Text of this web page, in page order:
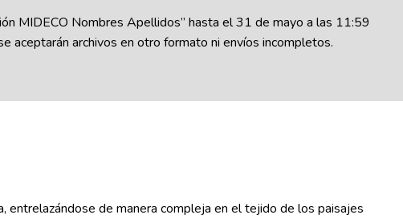
MIDECO Nombres Apellidos” hasta el 31 de mayo a las 11:59
aceptarán archivos en otro formato ni envíos incompletos.
entrelazándose de manera compleja en el tejido de los paisajes